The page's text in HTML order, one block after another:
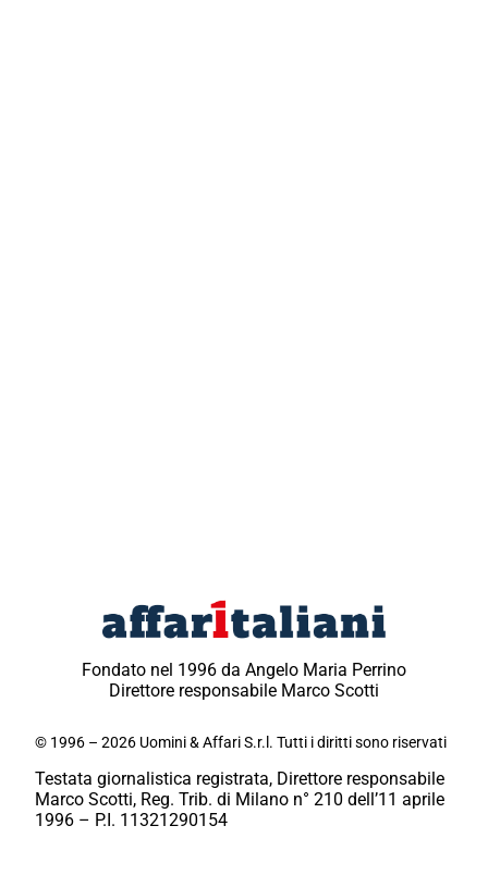
Fondato nel 1996 da Angelo Maria Perrino
Direttore responsabile Marco Scotti
© 1996 – 2026 Uomini & Affari S.r.l. Tutti i diritti sono riservati
Testata giornalistica registrata, Direttore responsabile
Marco Scotti, Reg. Trib. di Milano n° 210 dell’11 aprile
1996 – P.I. 11321290154